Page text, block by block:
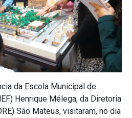
da Escola Municipal de
Henrique Mélega, da Diretoria
São Mateus, visitaram, no dia